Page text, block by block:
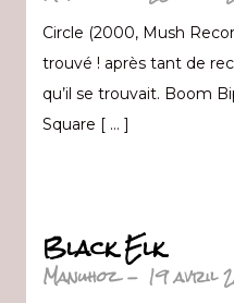
Circle (2000, Mush
trouvé ! après tant de
qu’il se trouvait. Boom
Square [ … ]
Black Elk
Manuhoz- 19 avril